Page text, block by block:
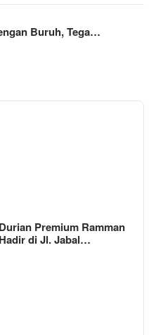
Buruh, Tega…
Durian Premium Ramman
Hadir di Jl. Jabal…